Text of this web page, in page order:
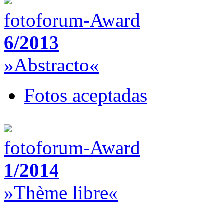
fotoforum-Award
6/2013
»Abstracto«
Fotos aceptadas
fotoforum-Award
1/2014
»Thème libre«